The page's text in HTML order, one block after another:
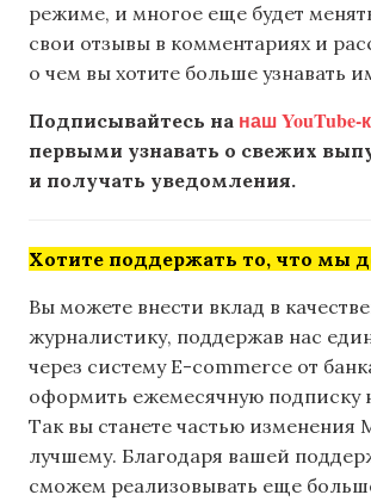
режиме, и многое еще будет
свои отзывы в комментариях и
о чем вы хотите больше узнавать
Подписывайтесь на наш YouTube-
первыми узнавать о свежих
и получать уведомления.
Хотите поддержать то, что мы
Вы можете внести вклад в
журналистику, поддержав нас
через систему E-commerce от
оформить ежемесячную подписку
Так вы станете частью изменения
лучшему. Благодаря вашей
сможем реализовывать еще